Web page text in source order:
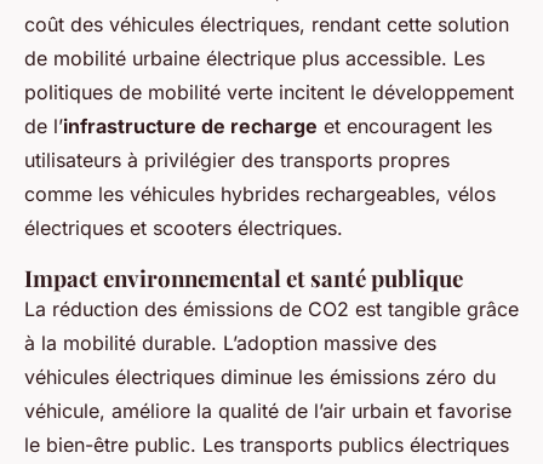
coût des véhicules électriques, rendant cette solution
de mobilité urbaine électrique plus accessible. Les
politiques de mobilité verte incitent le développement
de l’infrastructure de recharge et encouragent les
utilisateurs à privilégier des transports propres
comme les véhicules hybrides rechargeables, vélos
électriques et scooters électriques.
Impact environnemental et santé publique
La réduction des émissions de CO2 est tangible grâce
à la mobilité durable. L’adoption massive des
véhicules électriques diminue les émissions zéro du
véhicule, améliore la qualité de l’air urbain et favorise
le bien-être public. Les transports publics électriques